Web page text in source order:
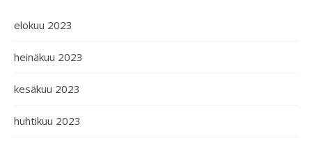
elokuu 2023
heinäkuu 2023
kesäkuu 2023
huhtikuu 2023